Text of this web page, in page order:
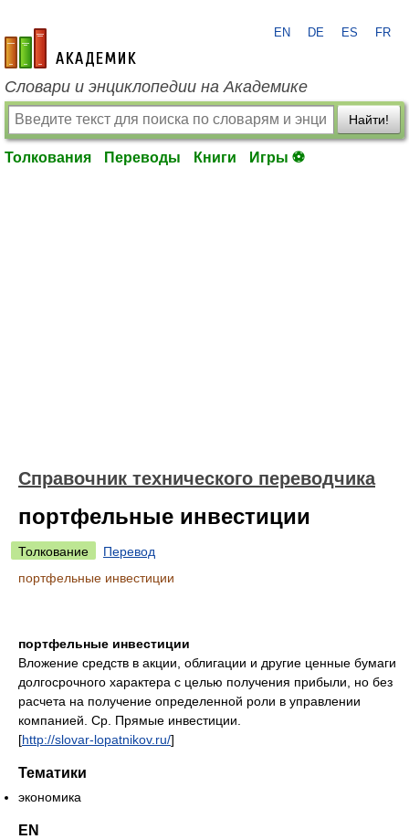
academic.ru
EN DE ES FR
Словари и энциклопедии на Академике
Найти!
Толкования Переводы Книги Игры ⚽
Справочник технического переводчика
портфельные инвестиции
Толкование
Перевод
портфельные инвестиции
портфельные инвестиции
Вложение средств в акции, облигации и другие ценные бумаги
долгосрочного характера с целью получения прибыли, но без
расчета на получение определенной роли в управлении
компанией. Ср. Прямые инвестиции.
[http://slovar-lopatnikov.ru/]
Тематики
экономика
EN